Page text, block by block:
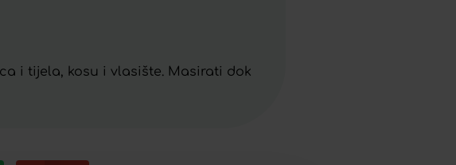
i tijela, kosu i vlasište. Masirati dok